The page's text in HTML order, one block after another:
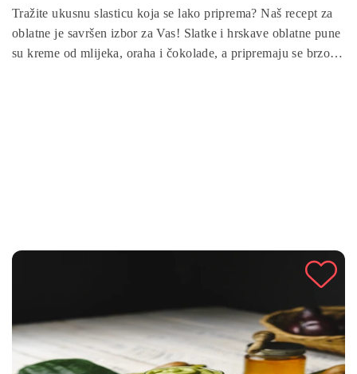
Tražite ukusnu slasticu koja se lako priprema? Naš recept za
oblatne je savršen izbor za Vas! Slatke i hrskave oblatne pune
su kreme od mlijeka, oraha i čokolade, a pripremaju se brzo i